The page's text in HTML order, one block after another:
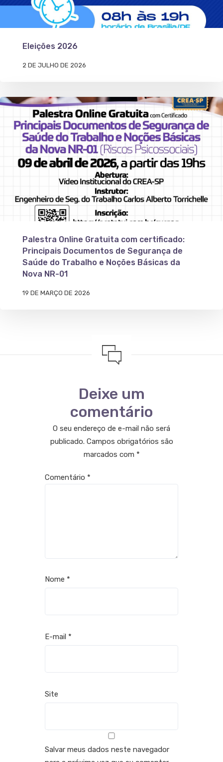
Eleições 2026
2 DE JULHO DE 2026
Palestra Online Gratuita com certificado:
Principais Documentos de Segurança de
Saúde do Trabalho e Noções Básicas da
Nova NR-01
19 DE MARÇO DE 2026
Deixe um
comentário
O seu endereço de e-mail não será
publicado. Campos obrigatórios são
marcados com *
Comentário *
Nome *
E-mail *
Site
Salvar meus dados neste navegador